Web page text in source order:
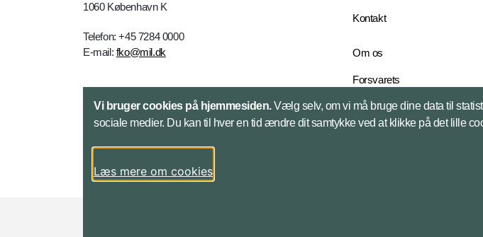
1060 København K
Telefon: +45 7284 0000
E-mail: fko@mil.dk
Kontakt
Kontakt
Om os
Forsvarets
English Edition
Vi bruger cookies på hjemmesiden.Vælg selv, om vi må bruge dine data til
sociale medier. Du kan til hver en tid ændre dit samtykke ved at klikke på det lille
Læs mere om cookies